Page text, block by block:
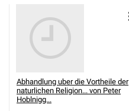
Abhandlung uber die Vortheile der
naturlichen Religion... von Peter
Hoblnigg...